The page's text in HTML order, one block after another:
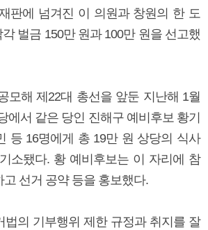
판에 넘겨진 이 의원과 창원의 한 도
벌금 150만 원과 100만 원을 선고했
모해 제22대 총선을 앞둔 지난해 1월
에서 같은 당인 진해구 예비후보 황기
등 16명에게 총 19만 원 상당의 식사
소됐다. 황 예비후보는 이 자리에 참
선거 공약 등을 홍보했다.
법의 기부행위 제한 규정과 취지를 잘